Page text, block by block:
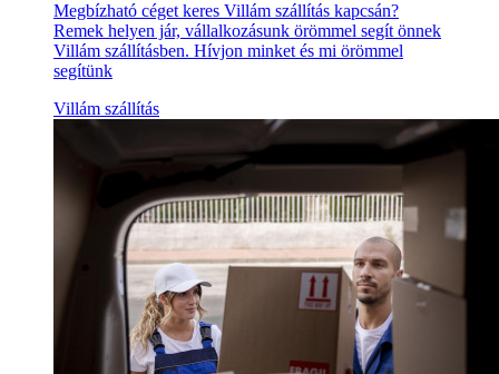
Megbízható céget keres Villám szállítás kapcsán?
Remek helyen jár, vállalkozásunk örömmel segít önnek
Villám szállításben. Hívjon minket és mi örömmel
segítünk
Villám szállítás